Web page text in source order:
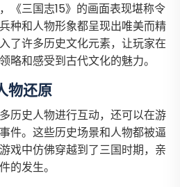
《三国志15》的画面表现堪称令
种和人物形象都呈现出唯美而精
了许多历史文化元素，让玩家在
略和感受到古代文化的魅力。
物还原
历史人物进行互动，还可以在游
件。这些历史场景和人物都被逼
戏中仿佛穿越到了三国时期，亲
的发生。